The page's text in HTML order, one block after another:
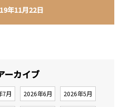
年11月22日
ーカイブ
7月 2026年6月 2026年5月